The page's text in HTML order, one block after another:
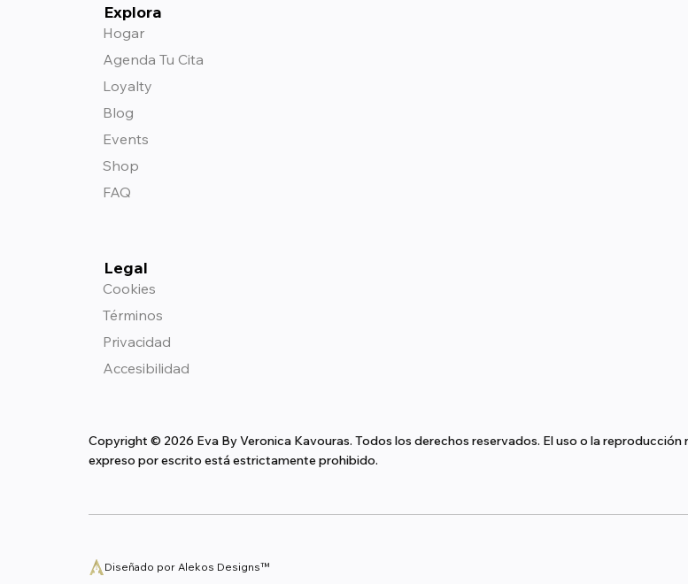
Explora
Hogar
Agenda Tu Cita
Loyalty
Blog
Events
Shop
FAQ
Legal
Cookies
Términos
Privacidad
Accesibilidad
Copyright © 2026 Eva By Veronica Kavouras. Todos los derechos reservados. El uso o la
expreso por escrito está estrictamente prohibido.
Diseñado por Alekos Designs™